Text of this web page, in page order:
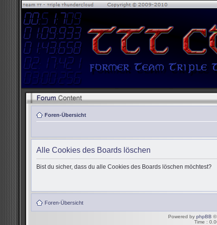
Foren-Übersicht
Alle Cookies des Boards löschen
Bist du sicher, dass du alle Cookies des Boards löschen möchtest?
Foren-Übersicht
Powered by phpBB ©
Time :